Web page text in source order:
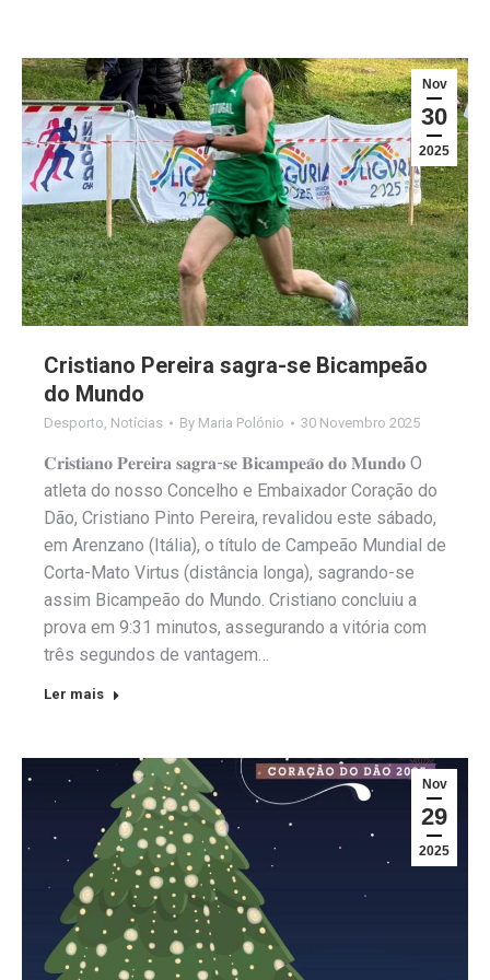
Nov
30
2025
Cristiano Pereira sagra-se Bicampeão
do Mundo
Desporto Notícias By Maria Polónio 30 Novembro 2025
𝐂𝐫𝐢𝐬𝐭𝐢𝐚𝐧𝐨 𝐏𝐞𝐫𝐞𝐢𝐫𝐚 𝐬𝐚𝐠𝐫𝐚-𝐬𝐞 𝐁𝐢𝐜𝐚𝐦𝐩𝐞𝐚̃𝐨 𝐝𝐨 𝐌𝐮𝐧𝐝𝐨 O
atleta do nosso Concelho e Embaixador Coração do
Dão, Cristiano Pinto Pereira, revalidou este sábado,
em Arenzano (Itália), o título de Campeão Mundial de
Corta-Mato Virtus (distância longa), sagrando-se
assim Bicampeão do Mundo. Cristiano concluiu a
prova em 9:31 minutos, assegurando a vitória com
três segundos de vantagem…
Ler mais
Nov
29
2025